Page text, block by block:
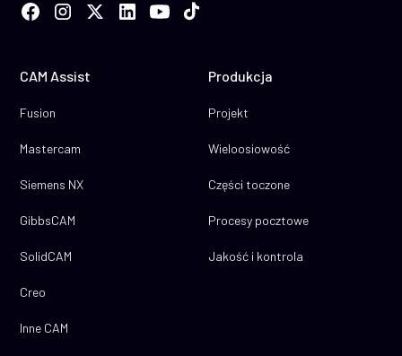
CAM Assist
Fusion
Mastercam
Siemens NX
GibbsCAM
SolidCAM
Creo
Inne CAM
Produkcja
Projekt
Wieloosiowość
Części toczone
Procesy pocztowe
Jakość i kontrola